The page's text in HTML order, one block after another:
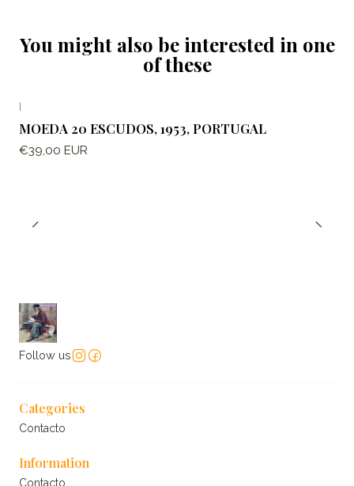
You might also be interested in one
of these
|
MOEDA 20 ESCUDOS, 1953, PORTUGAL
€39,00 EUR
Follow us
Categories
Contacto
Information
Contacto